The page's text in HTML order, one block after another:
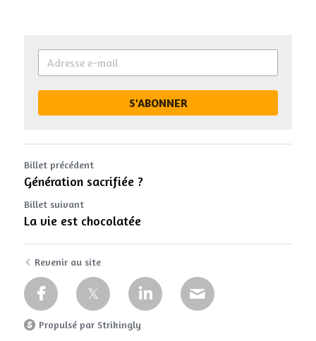
S'ABONNER
Billet précédent
Génération sacrifiée ?
Billet suivant
La vie est chocolatée
Revenir au site
Propulsé par Strikingly